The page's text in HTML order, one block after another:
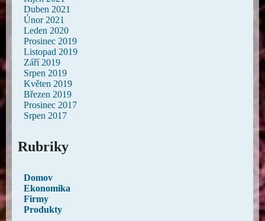
Duben 2021
Únor 2021
Leden 2020
Prosinec 2019
Listopad 2019
Září 2019
Srpen 2019
Květen 2019
Březen 2019
Prosinec 2017
Srpen 2017
Rubriky
Domov
Ekonomika
Firmy
Produkty